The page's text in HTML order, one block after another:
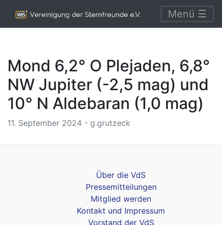
Menü ☰
Mond 6,2° O Plejaden, 6,8°
NW Jupiter (-2,5 mag) und
10° N Aldebaran (1,0 mag)
11. September 2024 - g.grutzeck
Über die VdS
Pressemitteilungen
Mitglied werden
Kontakt und Impressum
Vorstand der VdS